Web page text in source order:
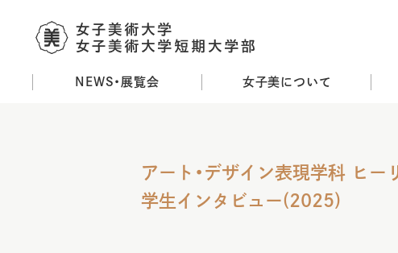
NEWS・展覧会 女子美について
アート・デザイン表現学科 ヒー
学生インタビュー(2025)